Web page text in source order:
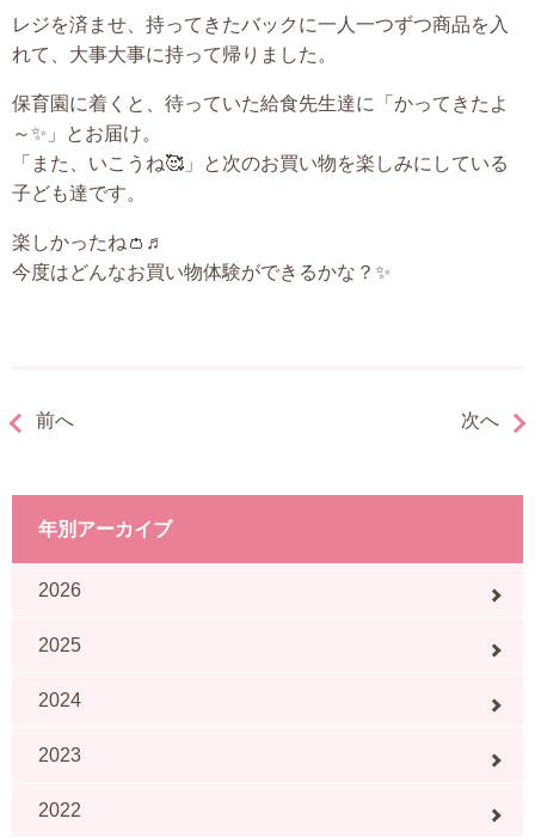
レジを済ませ、持ってきたバックに一人一つずつ商品を入
れて、大事大事に持って帰りました。
保育園に着くと、待っていた給食先生達に「かってきたよ
～✨」とお届け。
「また、いこうね🥰」と次のお買い物を楽しみにしている
子ども達です。
楽しかったね👛♬
今度はどんなお買い物体験ができるかな？✨
前へ 次へ
年別アーカイブ
2026
2025
2024
2023
2022